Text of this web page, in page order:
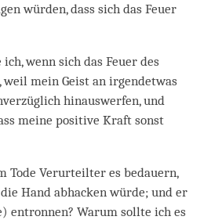
würden, dass sich das Feuer
wenn sich das Feuer des
mein Geist an irgendetwas
hinauswerfen, und
meine positive Kraft sonst
Tode Verurteilter es bedauern,
Hand abhacken würde; und er
entronnen? Warum sollte ich es